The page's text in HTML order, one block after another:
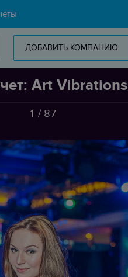
ДОБАВИТЬ КОМПАНИЮ
Art Vibrations
1 / 87